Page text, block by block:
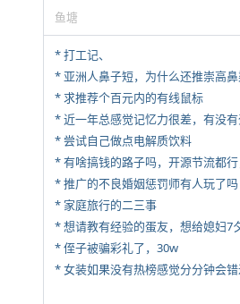
鱼塘
* 打工记、
* 亚洲人鼻子短，为什么还推崇高鼻
* 求推荐个百元内的有线鼠标
* 近一年总感觉记忆力很差，有没有
* 尝试自己做点电解质饮料
* 推广的不良婚姻惩罚师有人玩了吗
* 家庭旅行的二三事
* 侄子被骗彩礼了，30w
* 女装如果没有热榜感觉分分钟会